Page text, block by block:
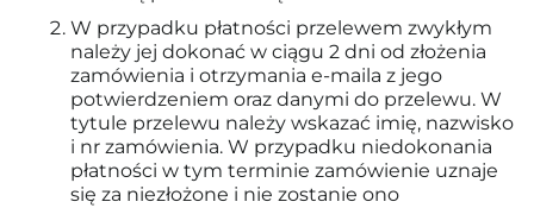
W przypadku płatności przelewem zwykłym
należy jej dokonać w ciągu 2 dni od złożenia
zamówienia i otrzymania e-maila z jego
potwierdzeniem oraz danymi do przelewu. W
tytule przelewu należy wskazać imię, nazwisko
i nr zamówienia. W przypadku niedokonania
płatności w tym terminie zamówienie uznaje
się za niezłożone i nie zostanie ono